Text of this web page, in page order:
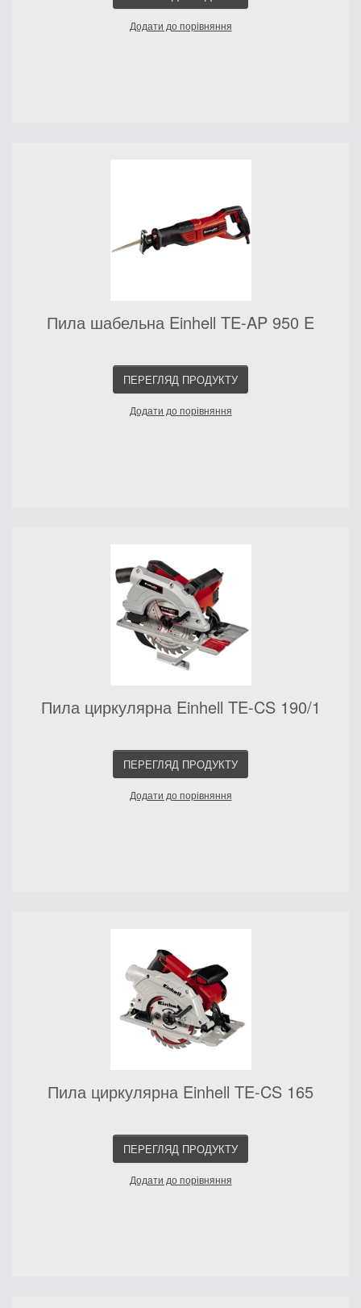
Додати до порівняння
Пила шабельна Einhell TE-AP 950 E
ПЕРЕГЛЯД ПРОДУКТУ
Додати до порівняння
Пила циркулярна Einhell TE-CS 190/1
ПЕРЕГЛЯД ПРОДУКТУ
Додати до порівняння
Пила циркулярна Einhell TE-CS 165
ПЕРЕГЛЯД ПРОДУКТУ
Додати до порівняння